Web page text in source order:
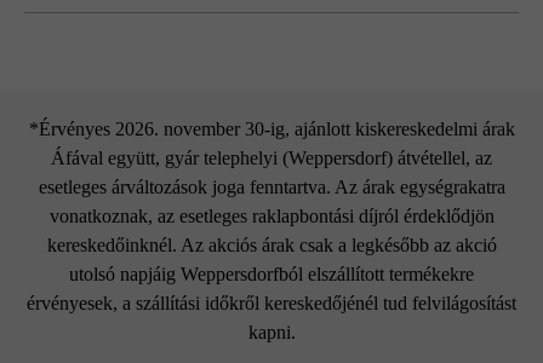
*Érvényes 2026. november 30-ig, ajánlott kiskereskedelmi árak
Áfával együtt, gyár telephelyi (Weppersdorf) átvétellel, az
esetleges árváltozások joga fenntartva. Az árak egységrakatra
vonatkoznak, az esetleges raklapbontási díjról érdeklődjön
kereskedőinknél. Az akciós árak csak a legkésőbb az akció
utolsó napjáig Weppersdorfból elszállított termékekre
érvényesek, a szállítási időkről kereskedőjénél tud felvilágosítást
kapni.